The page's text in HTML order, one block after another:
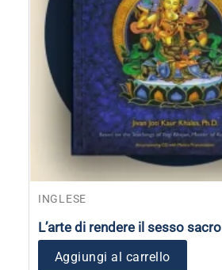
INGLESE
L’arte di rendere il sesso sacro
Aggiungi al carrello